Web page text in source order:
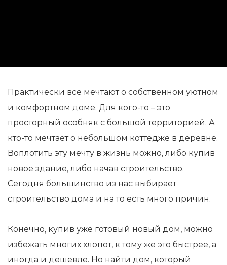
Практически все мечтают о собственном уютном
и комфортном доме. Для кого-то – это
просторный особняк с большой территорией. А
кто-то мечтает о небольшом коттедже в деревне.
Воплотить эту мечту в жизнь можно, либо купив
новое здание, либо начав строительство.
Сегодня большинство из нас выбирает
строительство дома и на то есть много причин.
Конечно, купив уже готовый новый дом, можно
избежать многих хлопот, к тому же это быстрее, а
иногда и дешевле. Но найти дом, который